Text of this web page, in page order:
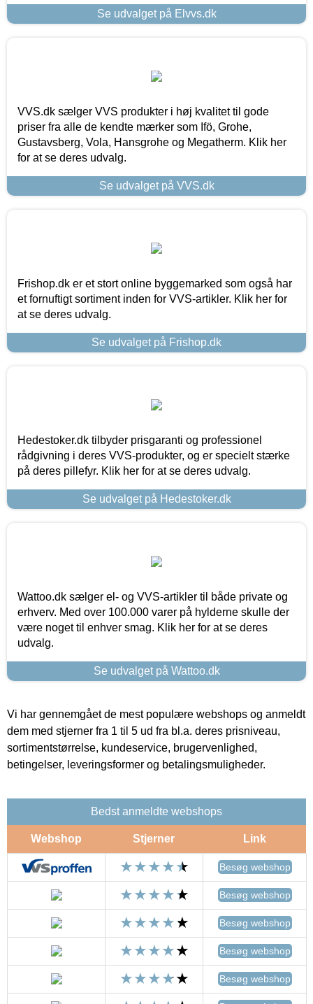
Se udvalget på Elvvs.dk
VVS.dk sælger VVS produkter i høj kvalitet til gode
priser fra alle de kendte mærker som Ifö, Grohe,
Gustavsberg, Vola, Hansgrohe og Megatherm. Klik her
for at se deres udvalg.
Se udvalget på VVS.dk
Frishop.dk er et stort online byggemarked som også har
et fornuftigt sortiment inden for VVS-artikler. Klik her for
at se deres udvalg.
Se udvalget på Frishop.dk
Hedestoker.dk tilbyder prisgaranti og professionel
rådgivning i deres VVS-produkter, og er specielt stærke
på deres pillefyr. Klik her for at se deres udvalg.
Se udvalget på Hedestoker.dk
Wattoo.dk sælger el- og VVS-artikler til både private og
erhverv. Med over 100.000 varer på hylderne skulle der
være noget til enhver smag. Klik her for at se deres
udvalg.
Se udvalget på Wattoo.dk
Vi har gennemgået de mest populære webshops og anmeldt
dem med stjerner fra 1 til 5 ud fra bl.a. deres prisniveau,
sortimentstørrelse, kundeservice, brugervenlighed,
betingelser, leveringsformer og betalingsmuligheder.
Bedst anmeldte webshops
Webshop Stjerner Link
Besøg webshop
Besøg webshop
Besøg webshop
Besøg webshop
Besøg webshop